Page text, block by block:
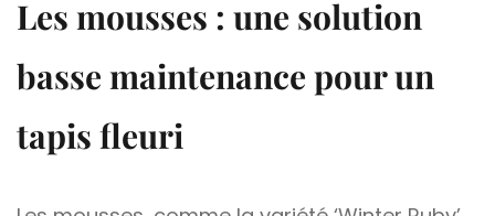
Les mousses : une solution
basse maintenance pour un
tapis fleuri